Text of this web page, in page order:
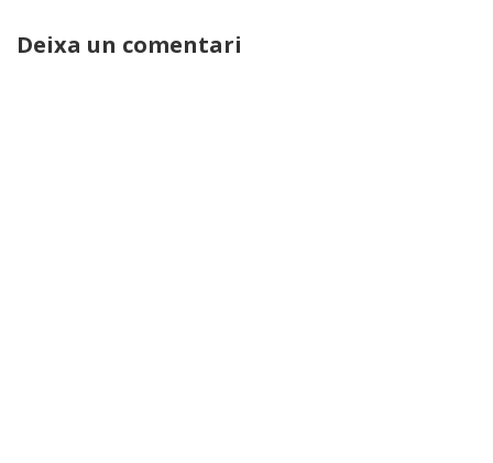
Deixa un comentari